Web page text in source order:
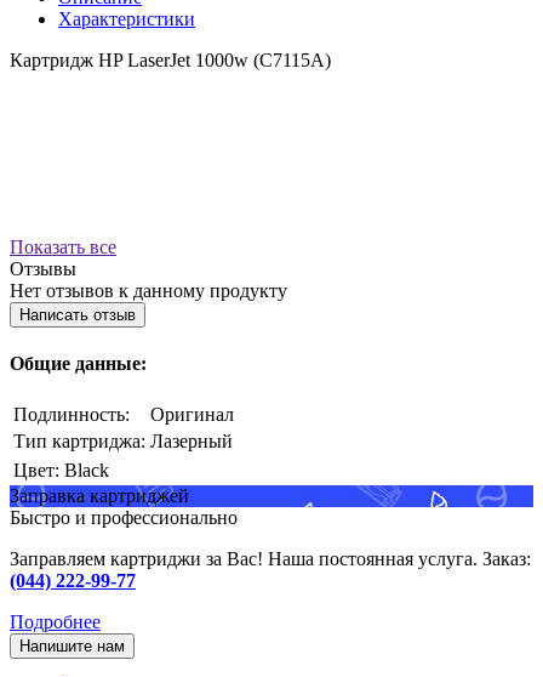
Характеристики
Картридж HP LaserJet 1000w (C7115A)
Показать все
Отзывы
Нет отзывов к данному продукту
Написать отзыв
Общие данные:
Подлинность:
Оригинал
Тип картриджа: Лазерный
Цвет: Black
Заправка картриджей
Быстро и профессионально
Заправляем картриджи за Вас! Наша постоянная услуга. Заказ:
(044) 222-99-77
Подробнее
Напишите нам